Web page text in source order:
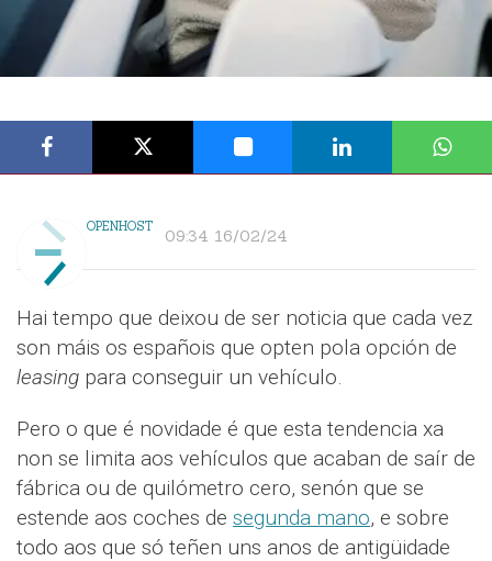
OPENHOST 09:34 16/02/24
Hai tempo que deixou de ser noticia que cada vez
son máis os españois que opten pola opción de
leasing para conseguir un vehículo.
Pero o que é novidade é que esta tendencia xa
non se limita aos vehículos que acaban de saír de
fábrica ou de quilómetro cero, senón que se
estende aos coches de segunda mano, e sobre
todo aos que só teñen uns anos de antigüidade